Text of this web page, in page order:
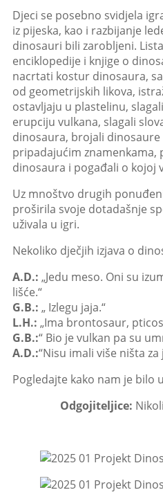
Djeci se posebno svidjela
iz pijeska, kao i razbijanje
dinosauri bili zarobljeni.
enciklopedije i knjige o
nacrtati kostur dinosaura,
od geometrijskih likova,
ostavljaju u plastelinu,
erupciju vulkana, slagali
dinosaura, brojali
pripadajućim znamenkama,
dinosaura i pogađali o kojoj
Uz mnoštvo drugih
proširila svoje dotadašnje
uživala u igri.
Nekoliko dječjih izjava o
A.D.: „Jedu meso. Oni su
lišće.“
G.B.: „ Izlegu jaja.“
L.H.: „Ima brontosaur,
G.B.:“ Bio je vulkan pa su
A.D.:“Nisu imali više ništa za
Pogledajte kako nam je bilo
Odgojiteljice: